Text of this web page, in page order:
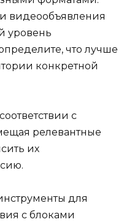
видеообъявления
уровень
что лучше
конкретной
с
релевантные
их
для
с блоками